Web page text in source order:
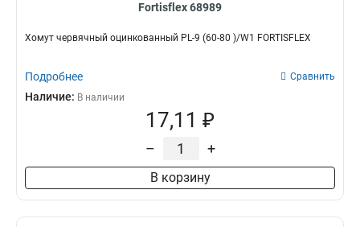
Fortisflex 68989
Хомут червячный оцинкованный PL-9 (60-80 )/W1 FORTISFLEX
Подробнее Сравнить
Наличие: В наличии
17,11 ₽
– +
В корзину